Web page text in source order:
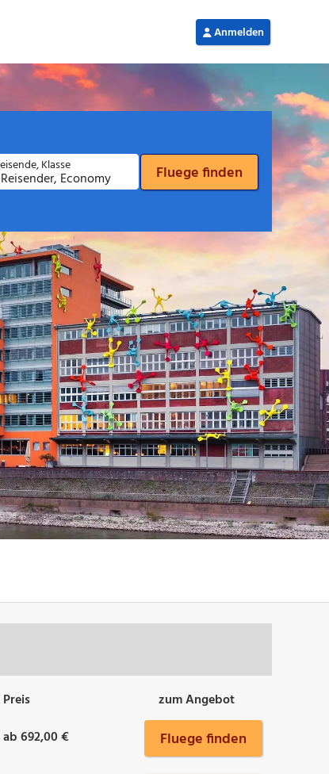
Preis
zum Angebot
ab 692,00 € Fluege finden